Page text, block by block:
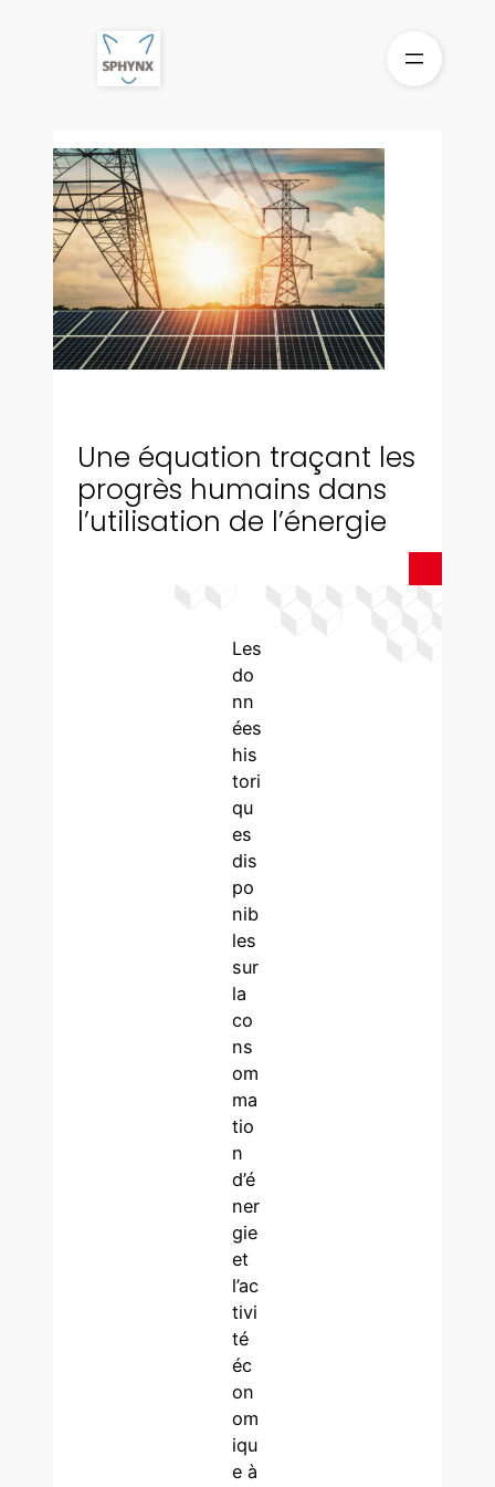
Une équation traçant les
progrès humains dans
l’utilisation de l’énergie
Les
do
nn
ées
his
tori
qu
es
dis
po
nib
les
sur
la
co
ns
om
ma
tio
n
d’é
ner
gie
et
l’ac
tivi
té
éc
on
om
iqu
e à